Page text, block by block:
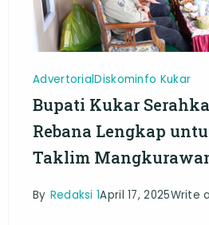
AdvertorialDiskominfo Kukar
Bupati Kukar
Rebana Lengkap
Taklim
By Redaksi 1April 17, 2025Write